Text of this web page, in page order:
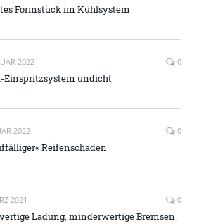
Formstück im Kühlsystem
2022 0
Einspritzsystem undicht
2022 0
Reifenschaden
2021 0
Ladung, minderwertige Bremsen.